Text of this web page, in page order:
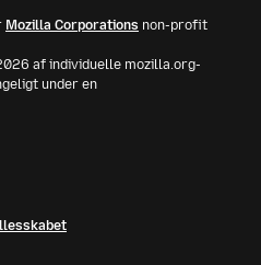
Mozilla Corporations non-profit
af individuelle mozilla.org-
under en